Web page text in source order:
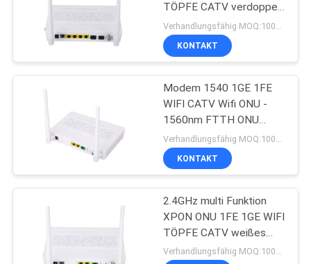
QUALITÄTSKONTROLLE
TRETEN
VERBINDUNG
NACHRICHTEN
TÖPFE CATV verdoppeln
Modem der Faser-FTTH
ONU
KONTAKT
Modem 1540 1GE 1FE
WIFI CATV Wifi ONU -
1560nm FTTH ONU
Ontario HR3212GDE
KONTAKT
2.4GHz multi Funktion
XPON ONU 1FE 1GE WIFI
TÖPFE CATV weißes
Farbe-FTTH ONU OntarioVerhandlungsfähig MOQ:100Pcs